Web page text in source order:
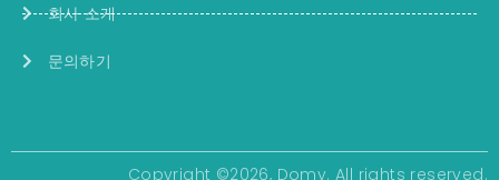
회사 소개
문의하기
Copyright ©2026, Domy. All rights reserved.